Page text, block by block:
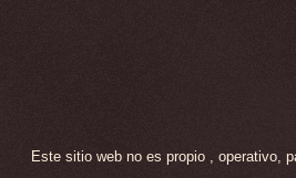
Este sitio web no es propio , operativo,